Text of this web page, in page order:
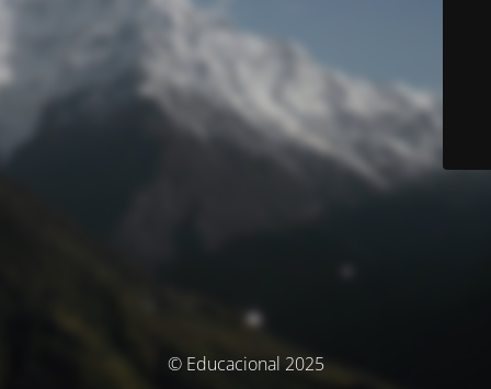
© Educacional 2025